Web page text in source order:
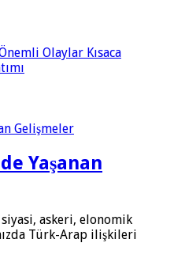
Olaylar Kısaca
Yaşanan
askeri, elonomik
Türk-Arap ilişkileri